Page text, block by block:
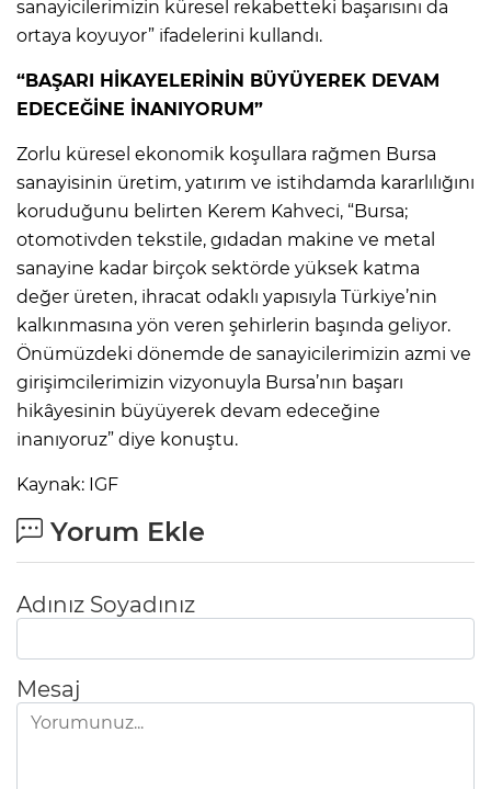
sanayicilerimizin küresel rekabetteki başarısını da
ortaya koyuyor” ifadelerini kullandı.
“BAŞARI HİKAYELERİNİN BÜYÜYEREK DEVAM
EDECEĞİNE İNANIYORUM”
Zorlu küresel ekonomik koşullara rağmen Bursa
sanayisinin üretim, yatırım ve istihdamda kararlılığını
koruduğunu belirten Kerem Kahveci, “Bursa;
otomotivden tekstile, gıdadan makine ve metal
sanayine kadar birçok sektörde yüksek katma
değer üreten, ihracat odaklı yapısıyla Türkiye’nin
kalkınmasına yön veren şehirlerin başında geliyor.
Önümüzdeki dönemde de sanayicilerimizin azmi ve
girişimcilerimizin vizyonuyla Bursa’nın başarı
hikâyesinin büyüyerek devam edeceğine
inanıyoruz” diye konuştu.
Kaynak: IGF
Yorum Ekle
Adınız Soyadınız
Mesaj